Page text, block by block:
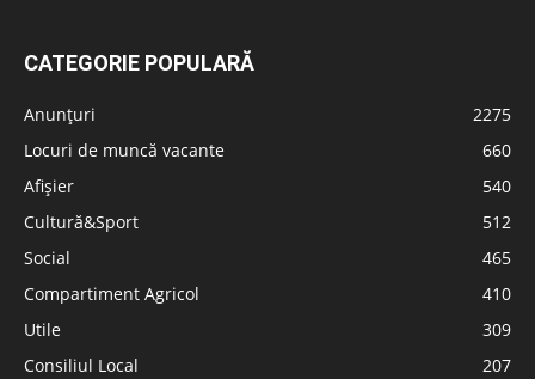
CATEGORIE POPULARĂ
Anunțuri
2275
Locuri de muncă vacante
660
Afișier
540
Cultură&Sport
512
Social
465
Compartiment Agricol
410
Utile
309
Consiliul Local
207